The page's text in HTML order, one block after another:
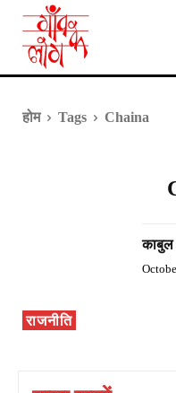
होम Tags Chaina
राजनीति
काबुल